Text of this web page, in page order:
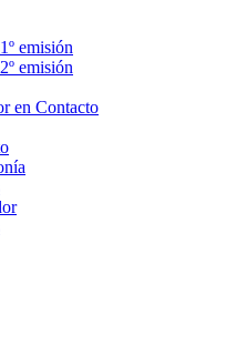
emisión
emisión
en Contacto